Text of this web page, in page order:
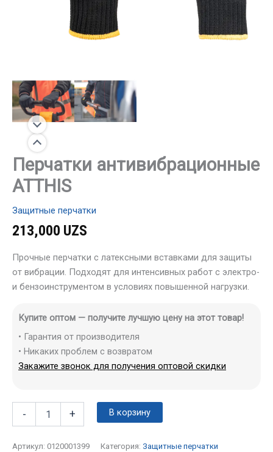
Перчатки антивибрационные
ATTHIS
Защитные перчатки
213,000 UZS
Прочные перчатки с латексными вставками для защиты
от вибрации. Подходят для интенсивных работ с электро-
и бензоинструментом в условиях повышенной нагрузки.
Купите оптом — получите лучшую цену на этот товар!
• Гарантия от производителя
• Никаких проблем с возвратом
Закажите звонок для получения оптовой скидки
- + В корзину
Артикул: 0120001399 Категория: Защитные перчатки